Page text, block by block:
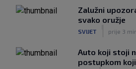
Zalužni
svako oružje
SVIJET prije 3
Auto koji stoji
postupkom